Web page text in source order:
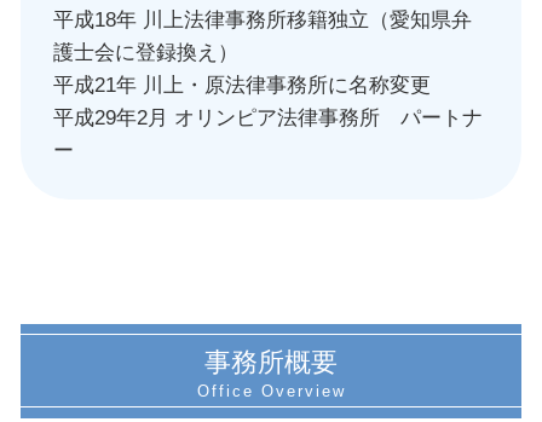
平成18年 川上法律事務所移籍独立（愛知県弁
護士会に登録換え）
平成21年 川上・原法律事務所に名称変更
平成29年2月 オリンピア法律事務所 パートナ
ー
事務所概要